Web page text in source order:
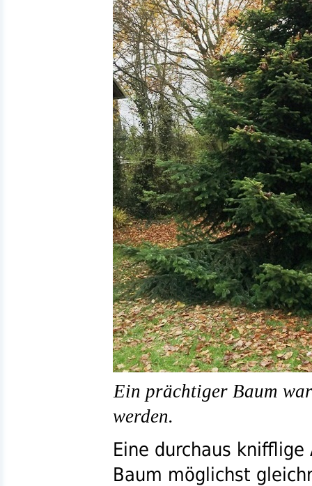
Ein prächtiger Baum
werden.
Eine durchaus
Baum möglichst